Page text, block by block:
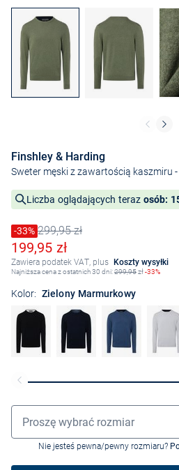
Finshley & Harding
Sweter męski z zawartością kaszmiru
Liczba oglądających teraz osób:
Cena obniżona o
-33%
Stara cena299,95 zł
Obniżona cena
199,95 zł
Zawiera podatek VAT, plus Koszty wysyłki
Najniższa cena z ostatnich 30 dni:299,95zł-33%
Kolor: Zielony Marmurkowy
Wybór rozmiaru
Proszę wybrać rozmiar
Nie jesteś pewna/pewny rozmiaru?